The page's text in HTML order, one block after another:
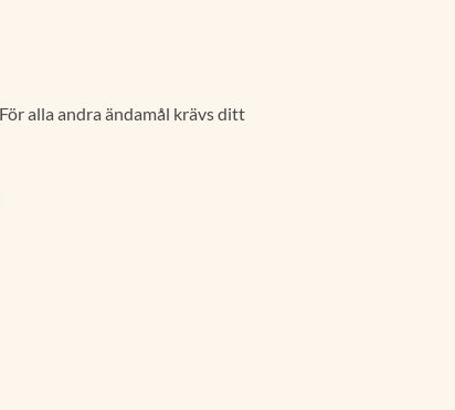
alla andra ändamål krävs ditt